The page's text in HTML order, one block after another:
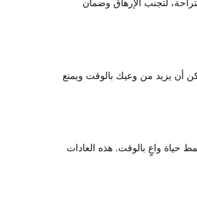
لتجنب الإرهاق وضمان
أن يزيد من وعيك بالوقت ويمنع
حياة واعٍ بالوقت. هذه العادات